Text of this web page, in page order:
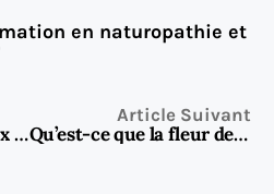
en naturopathie et
Le kaki est-il dangereux pour la santé ?
Article Suivant
Qu’est-ce que la fleur de sureau et pourquoi est-elle si prisée ?